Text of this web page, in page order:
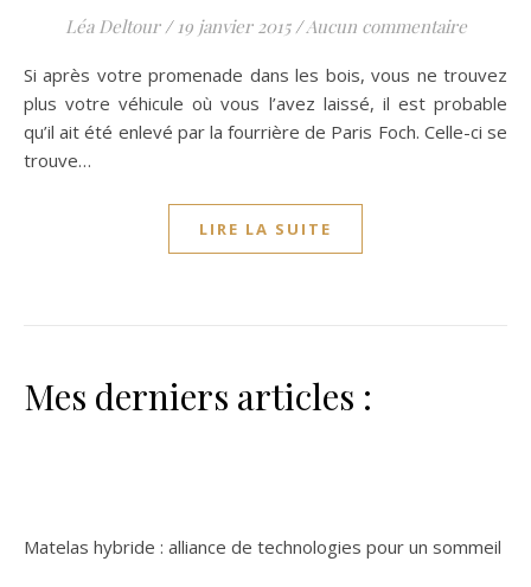
Léa Deltour / 19 janvier 2015 /Aucun commentaire
Si après votre promenade dans les bois, vous ne trouvez
plus votre véhicule où vous l’avez laissé, il est probable
qu’il ait été enlevé par la fourrière de Paris Foch. Celle-ci se
trouve…
LIRE LA SUITE
Mes derniers articles :
Matelas hybride : alliance de technologies pour un sommeil